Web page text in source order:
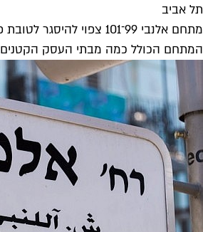
תל אביב
מתחם אלנבי 99־101 צפוי להיסגר לטובת פרויקט יוקרה
המתחם הכולל כמה מבתי העסק הקטנים